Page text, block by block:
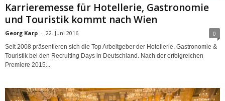
Karrieremesse für Hotellerie, Gastronomie
und Touristik kommt nach Wien
Georg Karp - 22. Juni 2016 0
Seit 2008 präsentieren sich die Top Arbeitgeber der Hotellerie, Gastronomie &
Touristik bei den Recruiting Days in Deutschland. Nach der erfolgreichen
Premiere 2015...